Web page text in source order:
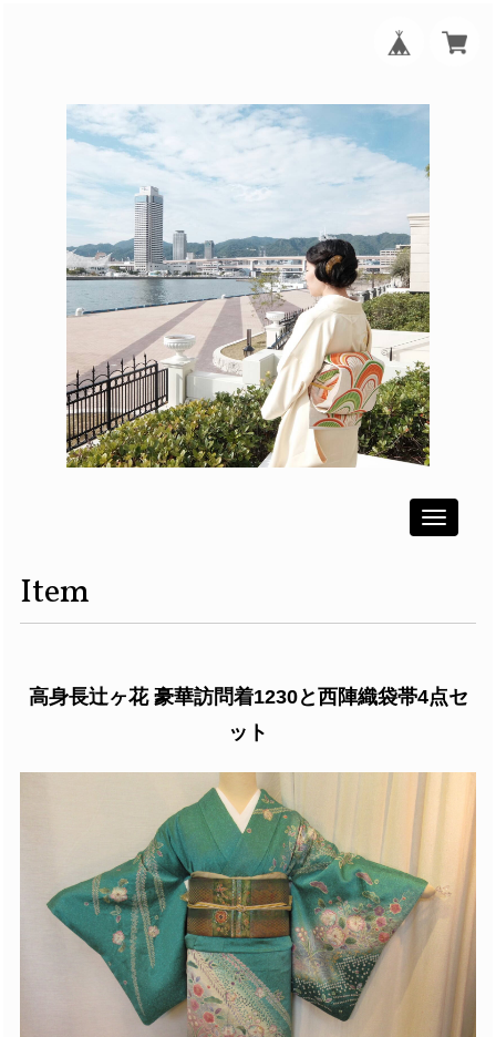
Toggle
Item
高身長辻ヶ花 豪華訪問着1230と西陣織袋帯4点セ
ット